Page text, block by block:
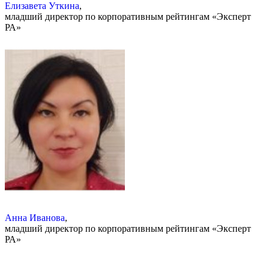
Елизавета Уткина,
младший директор по корпоративным рейтингам «Эксперт
РА»
Анна Иванова,
младший директор по корпоративным рейтингам «Эксперт
РА»